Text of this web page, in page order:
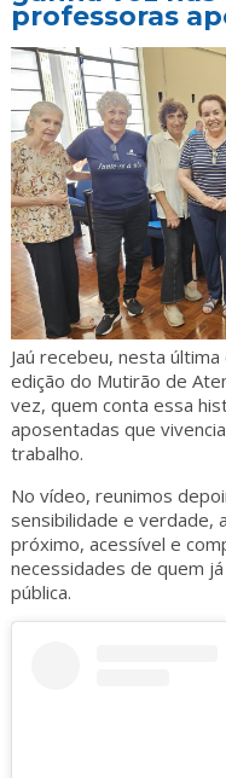
professoras
Jaú recebeu, nesta
edição do Mutirão de
vez, quem conta essa
aposentadas que
trabalho.
No vídeo, reunimos
sensibilidade e verdade,
próximo, acessível e
necessidades de quem
pública.